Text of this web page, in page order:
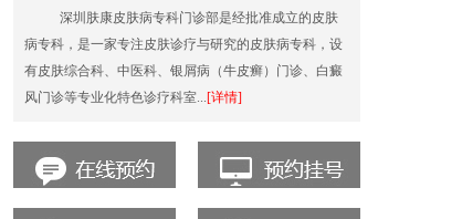
深圳肤康皮肤病专科门诊部是经批准成立的皮肤
病专科，是一家专注皮肤诊疗与研究的皮肤病专科，设
有皮肤综合科、中医科、银屑病（牛皮癣）门诊、白癜
风门诊等专业化特色诊疗科室...[详情]